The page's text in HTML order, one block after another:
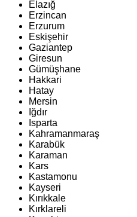
Elazığ
Erzincan
Erzurum
Eskişehir
Gaziantep
Giresun
Gümüşhane
Hakkari
Hatay
Mersin
Iğdır
Isparta
Kahramanmaraş
Karabük
Karaman
Kars
Kastamonu
Kayseri
Kırıkkale
Kırklareli